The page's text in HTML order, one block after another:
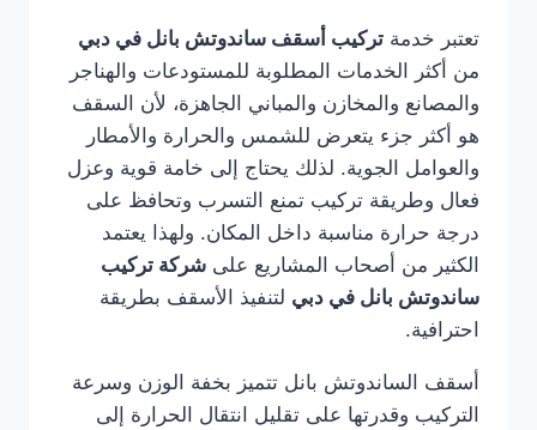
تعتبر خدمة تركيب أسقف ساندوتش بانل في دبي
من أكثر الخدمات المطلوبة للمستودعات والهناجر
والمصانع والمخازن والمباني الجاهزة، لأن السقف
هو أكثر جزء يتعرض للشمس والحرارة والأمطار
والعوامل الجوية. لذلك يحتاج إلى خامة قوية وعزل
فعال وطريقة تركيب تمنع التسرب وتحافظ على
درجة حرارة مناسبة داخل المكان. ولهذا يعتمد
الكثير من أصحاب المشاريع على شركة تركيب
ساندوتش بانل في دبي لتنفيذ الأسقف بطريقة
احترافية.
أسقف الساندوتش بانل تتميز بخفة الوزن وسرعة
التركيب وقدرتها على تقليل انتقال الحرارة إلى